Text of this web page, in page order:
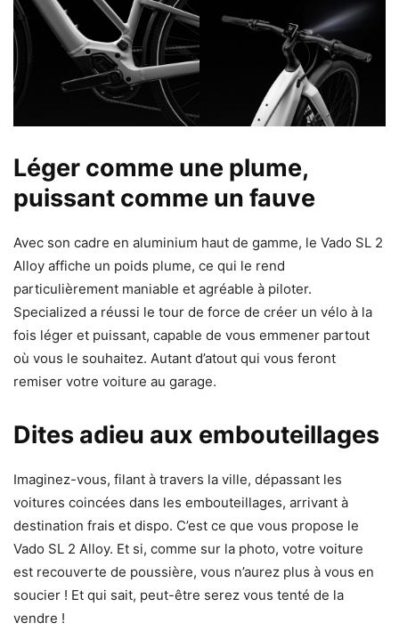
Léger comme une plume,
puissant comme un fauve
Avec son cadre en aluminium haut de gamme, le Vado SL 2
Alloy affiche un poids plume, ce qui le rend
particulièrement maniable et agréable à piloter.
Specialized a réussi le tour de force de créer un vélo à la
fois léger et puissant, capable de vous emmener partout
où vous le souhaitez. Autant d’atout qui vous feront
remiser votre voiture au garage.
Dites adieu aux embouteillages
Imaginez-vous, filant à travers la ville, dépassant les
voitures coincées dans les embouteillages, arrivant à
destination frais et dispo. C’est ce que vous propose le
Vado SL 2 Alloy. Et si, comme sur la photo, votre voiture
est recouverte de poussière, vous n’aurez plus à vous en
soucier ! Et qui sait, peut-être serez vous tenté de la
vendre !